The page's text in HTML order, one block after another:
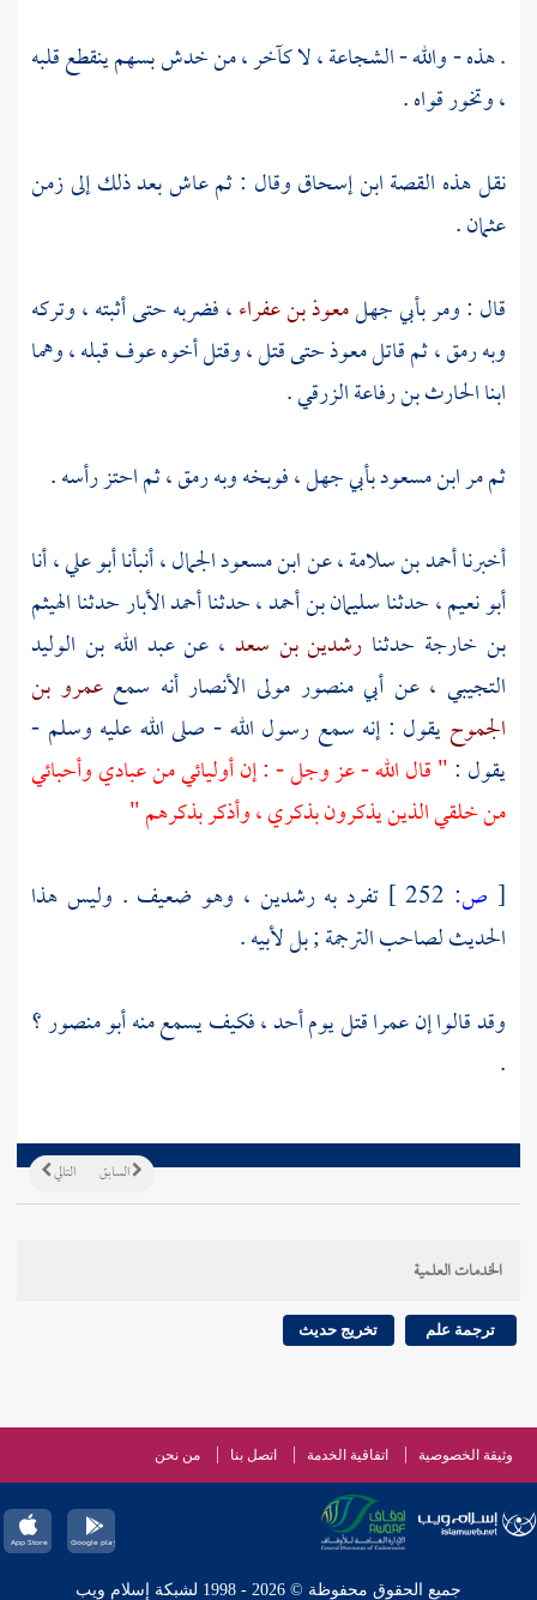
. هذه - والله - الشجاعة ، لا كآخر ، من خدش بسهم ينقطع قلبه
، وتخور قواه .
نقل هذه القصةابن إسحاقوقال : ثم عاش بعد ذلك إلى زمن
عثمان.
قال : ومربأبي جهلمعوذ بن عفراء، فضربه حتى أثبته ، وتركه
وبه رمق ، ثم قاتلمعوذحتى قتل ، وقتل أخوهعوفقبله ، وهما
ابناالحارث بن رفاعة الزرقي.
ثم مرابن مسعودبأبي جهل، فوبخه وبه رمق ، ثم احتز رأسه .
أخبرناأحمد بن سلامة، عنابن مسعود الجمال، أنبأناأبو علي، أنا
أبو نعيم، حدثناسليمان بن أحمد، حدثناأحمد الأبارحدثناالهيثم
بن خارجة حدثنا رشدين بن سعد ، عنعبد الله بن الوليد
التجيبي ، عن أبي منصور مولى الأنصارأنه سمععمرو بن
الجموح يقول : إنه سمع رسول الله - صلى الله عليه وسلم -
يقول :" قال الله - عز وجل - : إن أوليائي من عبادي وأحبائي
من خلقي الذين يذكرون بذكري ، وأذكر بذكرهم "
[ ص: تفرد بهرشدين ، وهو ضعيف . وليس هذا
الحديث لصاحب الترجمة ; بل لأبيه .
وقد قالوا إنعمراقتل يومأحد، فكيف يسمع منهأبو منصور؟
.
التالي السابق
الخدمات العلمية
ترجمة علم تخريج حديث
وثيقة الخصوصية اتفاقية الخدمة اتصل بنا من نحن
جميع الحقوق محفوظة © 2026 - 1998 لشبكة إسلام ويب